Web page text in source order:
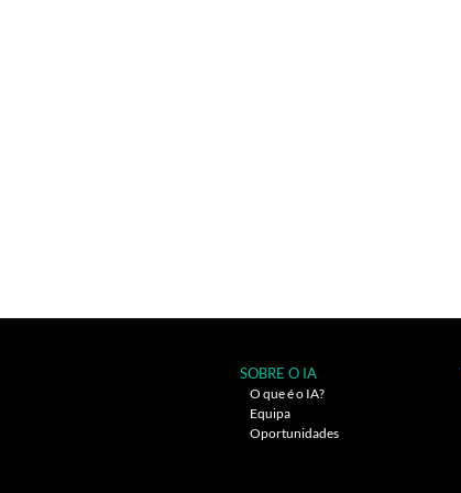
SOBRE O IA
O que é o IA?
Equipa
Oportunidades